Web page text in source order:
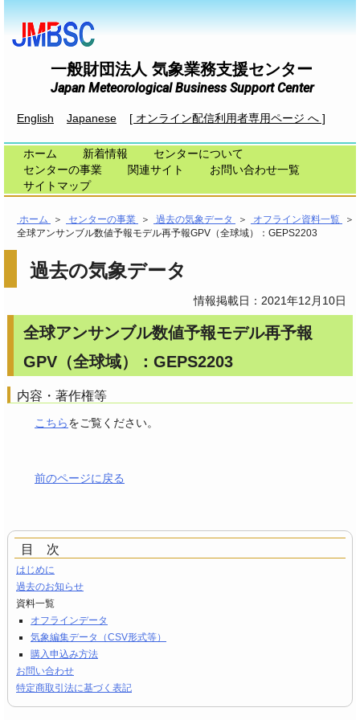
一般財団法人 気象業務支援センター
Japan Meteorological Business Support Center
English Japanese [ オンライン配信利用者専用ページ へ ]
ホーム 新着情報
センターについて
センターの事業
関連サイト
お問い合わせ一覧
サイトマップ
ホーム ＞ センターの事業 ＞ 過去の気象データ ＞ オフライン資料一覧
＞
全球アンサンブル数値予報モデル再予報GPV（全球域）：GEPS2203
過去の気象データ
情報掲載日：2021年12月10日
全球アンサンブル数値予報モデル再予報
GPV（全球域）：GEPS2203
内容・著作権等
こちらをご覧ください。
前のページに戻る
目 次
はじめに
過去のお知らせ
資料一覧
オフラインデータ
気象編集データ（CSV形式等）
購入申込み方法
お問い合わせ
特定商取引法に基づく表記